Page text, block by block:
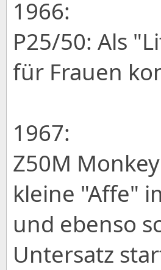
1966:
P25/50: Als
für Frauen
1967:
Z50M
kleine "Affe"
und ebenso
Untersatz